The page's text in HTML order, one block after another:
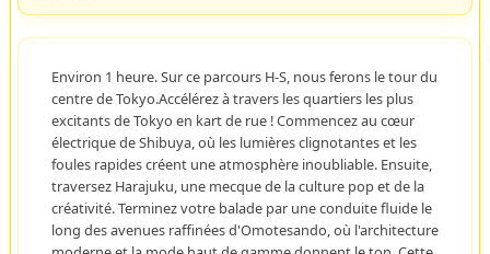
Environ 1 heure. Sur ce parcours H-S, nous ferons le tour du
centre de Tokyo.Accélérez à travers les quartiers les plus
excitants de Tokyo en kart de rue ! Commencez au cœur
électrique de Shibuya, où les lumières clignotantes et les
foules rapides créent une atmosphère inoubliable. Ensuite,
traversez Harajuku, une mecque de la culture pop et de la
créativité. Terminez votre balade par une conduite fluide le
long des avenues raffinées d'Omotesando, où l'architecture